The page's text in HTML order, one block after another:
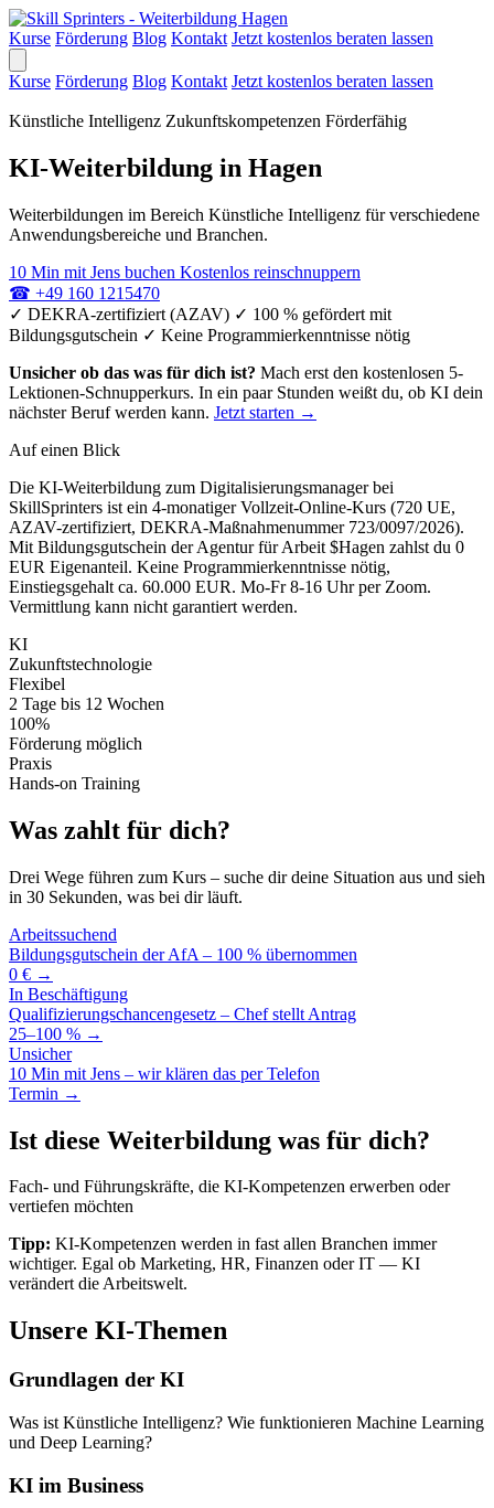
Kurse Förderung Blog Kontakt Jetzt kostenlos beraten lassen
Kurse Förderung Blog Kontakt Jetzt kostenlos beraten lassen
Künstliche Intelligenz Zukunftskompetenzen Förderfähig
KI-Weiterbildung in Hagen
Weiterbildungen im Bereich Künstliche Intelligenz für verschiedene
Anwendungsbereiche und Branchen.
10 Min mit Jens buchen Kostenlos reinschnuppern
☎ +49 160 1215470
✓ DEKRA-zertifiziert (AZAV) ✓ 100 % gefördert mit
Bildungsgutschein ✓ Keine Programmierkenntnisse nötig
Unsicher ob das was für dich ist? Mach erst den kostenlosen 5-
Lektionen-Schnupperkurs. In ein paar Stunden weißt du, ob KI dein
nächster Beruf werden kann. Jetzt starten →
Auf einen Blick
Die KI-Weiterbildung zum Digitalisierungsmanager bei
SkillSprinters ist ein 4-monatiger Vollzeit-Online-Kurs (720 UE,
AZAV-zertifiziert, DEKRA-Maßnahmenummer 723/0097/2026).
Mit Bildungsgutschein der Agentur für Arbeit $Hagen zahlst du 0
EUR Eigenanteil. Keine Programmierkenntnisse nötig,
Einstiegsgehalt ca. 60.000 EUR. Mo-Fr 8-16 Uhr per Zoom.
Vermittlung kann nicht garantiert werden.
KI
Zukunftstechnologie
Flexibel
2 Tage bis 12 Wochen
100%
Förderung möglich
Praxis
Hands-on Training
Was zahlt für dich?
Drei Wege führen zum Kurs – suche dir deine Situation aus und sieh
in 30 Sekunden, was bei dir läuft.
Arbeitssuchend
Bildungsgutschein der AfA – 100 % übernommen
0 € →
In Beschäftigung
Qualifizierungschancengesetz – Chef stellt Antrag
25–100 % →
Unsicher
10 Min mit Jens – wir klären das per Telefon
Termin →
Ist diese Weiterbildung was für dich?
Fach- und Führungskräfte, die KI-Kompetenzen erwerben oder
vertiefen möchten
Tipp: KI-Kompetenzen werden in fast allen Branchen immer
wichtiger. Egal ob Marketing, HR, Finanzen oder IT — KI
verändert die Arbeitswelt.
Unsere KI-Themen
Grundlagen der KI
Was ist Künstliche Intelligenz? Wie funktionieren Machine Learning
und Deep Learning?
KI im Business